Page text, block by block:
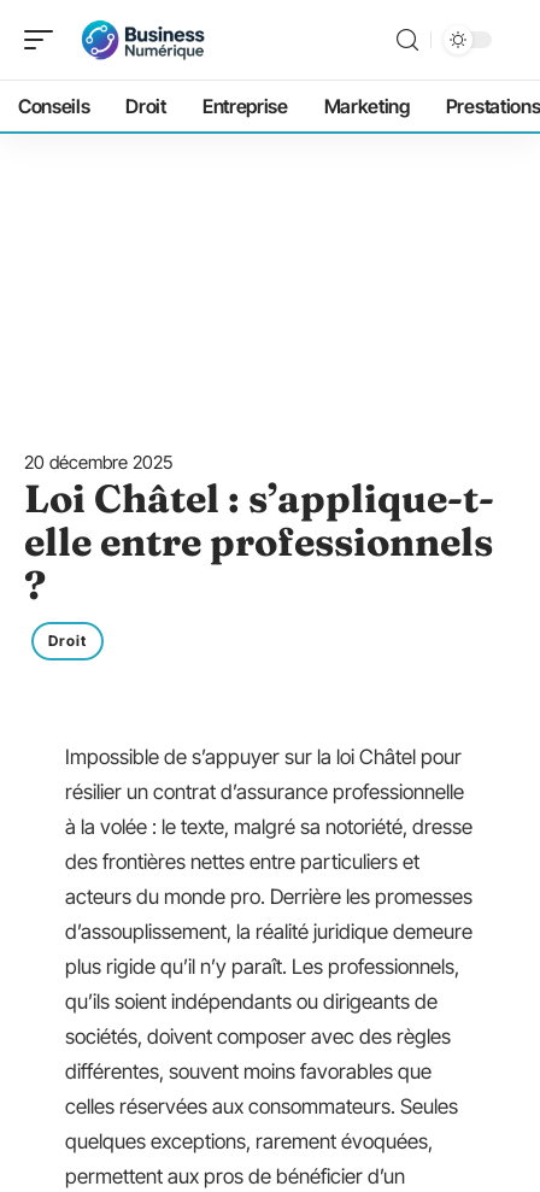
Conseils Droit Entreprise Marketing Prestations
20 décembre 2025
Loi Châtel : s’applique-t-
elle entre professionnels
?
Droit
Impossible de s’appuyer sur la loi Châtel pour
résilier un contrat d’assurance professionnelle
à la volée : le texte, malgré sa notoriété, dresse
des frontières nettes entre particuliers et
acteurs du monde pro. Derrière les promesses
d’assouplissement, la réalité juridique demeure
plus rigide qu’il n’y paraît. Les professionnels,
qu’ils soient indépendants ou dirigeants de
sociétés, doivent composer avec des règles
différentes, souvent moins favorables que
celles réservées aux consommateurs. Seules
quelques exceptions, rarement évoquées,
permettent aux pros de bénéficier d’un